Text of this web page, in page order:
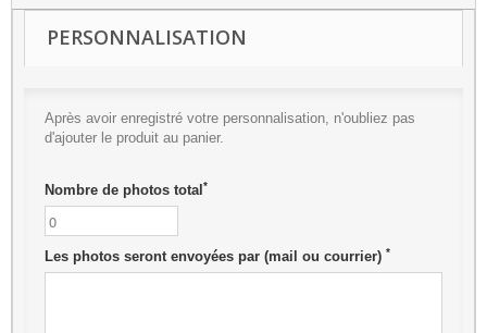
PERSONNALISATION
Après avoir enregistré votre personnalisation, n'oubliez pas
d'ajouter le produit au panier.
Nombre de photos total *
Les photos seront envoyées par (mail ou courrier) *